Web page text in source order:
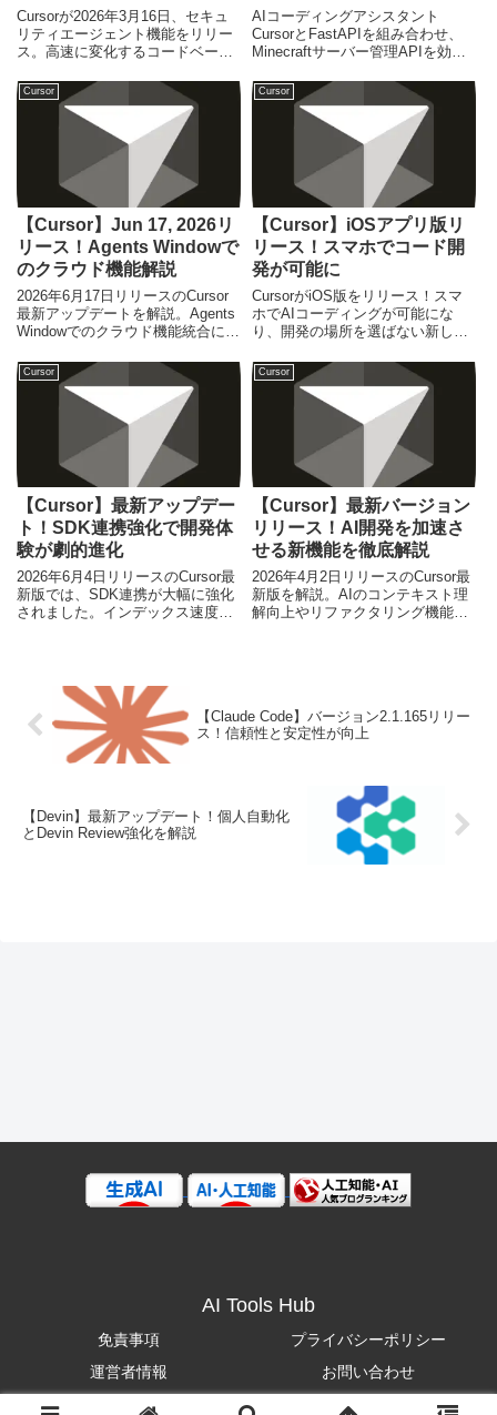
Cursorが2026年3月16日、セキュ
リティエージェント機能をリリー
ス。高速に変化するコードベース
正する画期的な機能です。初心者
からエンジニアまで必見のアップ
訣【2025年最新】
AIコーディングアシスタント
CursorとFastAPIを組み合わせ、
Minecraftサーバー管理APIを効率
ロセスを劇的に加速させる最新テ
クニックと活用事例を紹介しま
Cursor
【Cursor】Jun 17, 2026リ
リース！Agents Windowで
のクラウド機能解説
2026年6月17日リリースのCursor
最新アップデートを解説。Agents
Windowでのクラウド機能統合によ
した。
Cursor
【Cursor】iOSアプリ版リ
リース！スマホでコード開
発が可能に
CursorがiOS版をリリース！スマ
ホでAIコーディングが可能にな
り、開発の場所を選ばない新しい
能詳細とメリットを解説。
Cursor
【Cursor】最新アップデー
ト！SDK連携強化で開発体
験が劇的進化
2026年6月4日リリースのCursor最
新版では、SDK連携が大幅に強化
されました。インデックス速度の
Cursor
【Cursor】最新バージョン
リリース！AI開発を加速さ
せる新機能を徹底解説
2026年4月2日リリースのCursor最
新版を解説。AIのコンテキスト理
解向上やリファクタリング機能の
【Claude Code】バージョン2.1.165リリー
ス！信頼性と安定性が向上
【Devin】最新アップデート！個人自動化
とDevin Review強化を解説
AI Tools Hub
免責事項
プライバシーポリシー
運営者情報
お問い合わせ
© 2025 AI Tools Hub.